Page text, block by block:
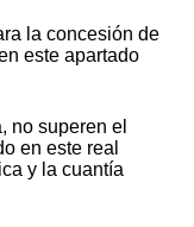
la concesión de
este apartado
no superen el
en este real
y la cuantía